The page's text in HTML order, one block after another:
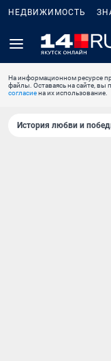
НЕДВИЖИМОСТЬ
На информационном ресурсе
файлы. Оставаясь на сайте, вы
согласиена их использование.
История любви и